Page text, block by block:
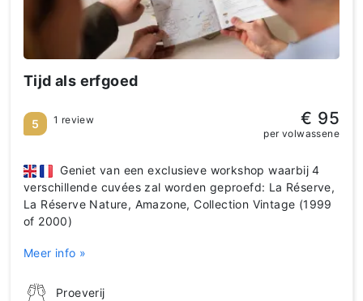
Tijd als erfgoed
Proeverij
Geniet van een exclusieve workshop waarbij 4
verschillende cuvées zal worden geproefd: La Réserve,
La Réserve Nature, Amazone, Collection Vintage (1999
of 2000)
Meer info »
5 1 review € 95
per volwassene